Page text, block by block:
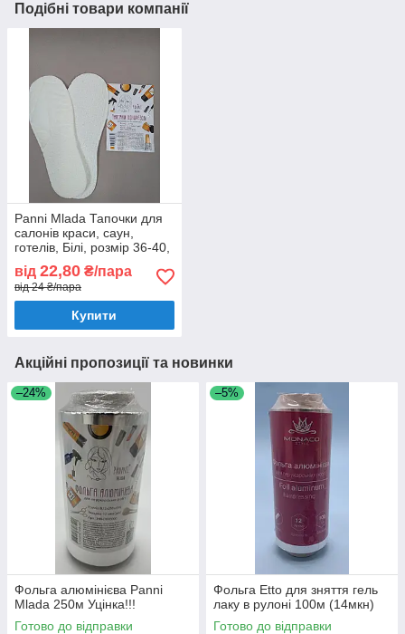
Подібні товари компанії
Panni Mlada Тапочки для
салонів краси, саун,
готелів, Білі, розмір 36-40,
від 22,80 ₴/пара
від 24 ₴/пара
Купити
Акційні пропозиції та новинки
–24%
Фольга алюмінієва Panni
Mlada 250м Уцінка!!!
Готово до відправки
–5%
Фольга Etto для зняття гель
лаку в рулоні 100м (14мкн)
Готово до відправки